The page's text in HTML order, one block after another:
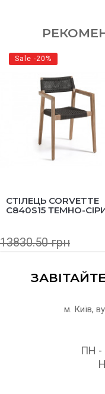
Sale -20%
СТІЛЕЦЬ CORVETTE
C840S15 ТЕМНО-
13830.50 грн
м. Київ,
ПН -